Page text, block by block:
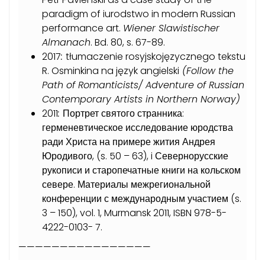
paradigm of iurodstwo in modern Russian
performance art. Wiener Slawistischer
Almanach. Bd. 80, s. 67-89.
2017: tłumaczenie rosyjskojęzycznego tekstu
R. Osminkina na język angielski (Follow the
Path of Romanticists/ Adventure of Russian
Contemporary Artists in Northern Norway)
2011: Портрет святого странника:
герменевтическое исследование юродства
ради Христа на примере жития Андрея
Юродивого, (s. 50 – 63), i Севернорусские
рукописи и старопечатные книги на кольском
севере. Материалы межрегиональной
конференции с международным участием (s.
3 – 150), vol. 1, Murmansk 2011, ISBN 978-5-
4222-0103- 7.
————————————————